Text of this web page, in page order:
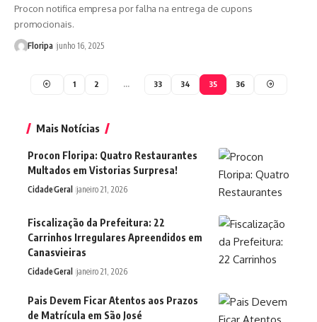
Procon notifica empresa por falha na entrega de cupons
promocionais.
Floripa junho 16, 2025
1 2 … 33 34 35 36
Mais Notícias
Procon Floripa: Quatro Restaurantes
Multados em Vistorias Surpresa!
CidadeGeral janeiro 21, 2026
Fiscalização da Prefeitura: 22
Carrinhos Irregulares Apreendidos em
Canasvieiras
CidadeGeral janeiro 21, 2026
Pais Devem Ficar Atentos aos Prazos
de Matrícula em São José